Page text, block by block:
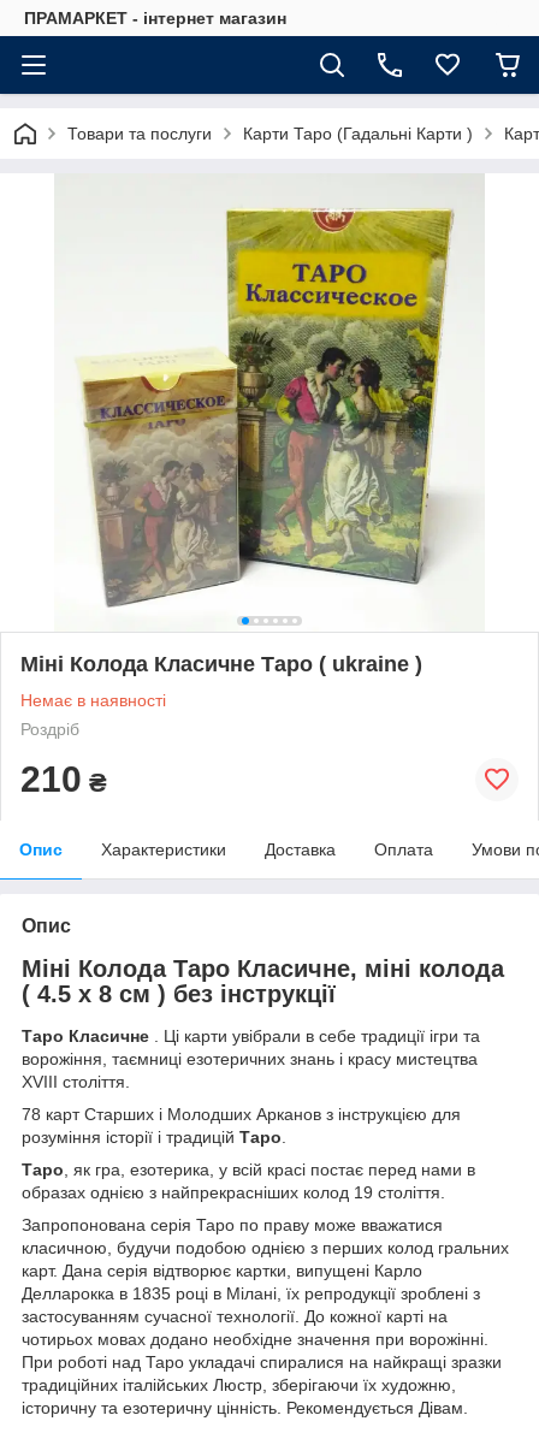
ПРАМАРКЕТ - інтернет магазин
Товари та послуги Карти Таро (Гадальні Карти )
Міні Колода Класичне Таро ( ukraine )
Немає в наявності
Роздріб
210 ₴
Опис Характеристики Доставка Оплата Умови
Опис
Міні Колода Таро Класичне, міні колода
( 4.5 х 8 см ) без інструкції
Таро Класичне . Ці карти увібрали в себе традиції ігри та
ворожіння, таємниці езотеричних знань і красу мистецтва
ХVIII століття.
78 карт Старших і Молодших Арканов з інструкцією для
розуміння історії і традицій Таро.
Таро, як гра, езотерика, у всій красі постає перед нами в
образах однією з найпрекрасніших колод 19 століття.
Запропонована серія Таро по праву може вважатися
класичною, будучи подобою однією з перших колод гральних
карт. Дана серія відтворює картки, випущені Карло
Делларокка в 1835 році в Мілані, їх репродукції зроблені з
застосуванням сучасної технології. До кожної карті на
чотирьох мовах додано необхідне значення при ворожінні.
При роботі над Таро укладачі спиралися на найкращі зразки
традиційних італійських Люстр, зберігаючи їх художню,
історичну та езотеричну цінність. Рекомендується Дівам.